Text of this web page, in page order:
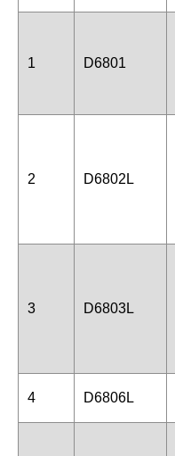
1 D6801
2 D6802L
3 D6803L
4 D6806L